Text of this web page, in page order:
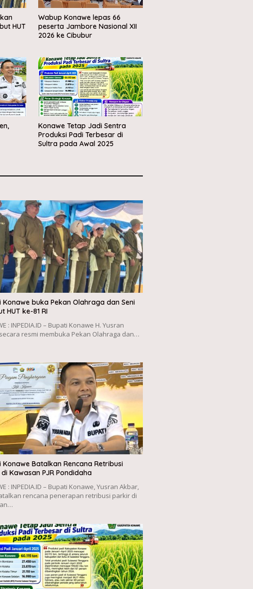
HUT
Wabup Konawe lepas 66
peserta Jambore Nasional XII
2026 ke Cibubur
Konawe Tetap Jadi Sentra
Produksi Padi Terbesar di
Sultra pada Awal 2025
Konawe buka Pekan Olahraga dan Seni
HUT ke-81 RI
: INPEDIA.ID – Bupati Konawe H. Yusran
resmi membuka Pekan Olahraga dan…
Konawe Batalkan Rencana Retribusi
Kawasan PJR Pondidaha
: INPEDIA.ID – Bupati Konawe, Yusran Akbar,
rencana penerapan retribusi parkir di